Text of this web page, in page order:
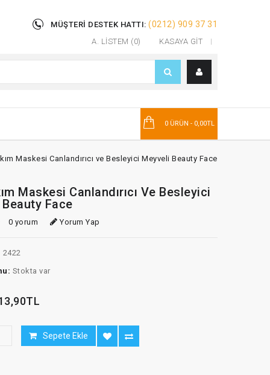
MÜŞTERI DESTEK HATTI: (0212) 909 37 31
A. LISTEM (0) KASAYA GIT
0 ÜRÜN - 0,00TL
Maskesi Canlandırıcı ve Besleyici Meyveli Beauty Face
Maskesi Canlandırıcı Ve Besleyici
Face
0 yorum Yorum Yap
2422
Stokta var
Sepete Ekle